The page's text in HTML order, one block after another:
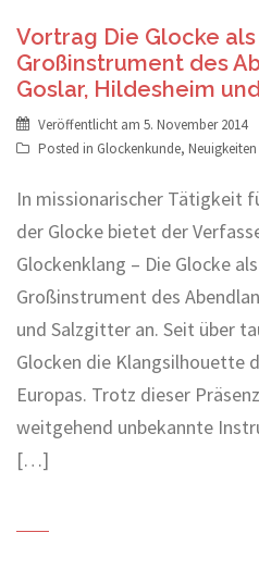
Vortrag Die Glocke
Großinstrument des
Goslar, Hildesheim
Veröffentlicht am 5. November 2014
Posted in Glockenkunde,
In missionarischer Tätigkeit
der Glocke bietet der
Glockenklang – Die Glocke
Großinstrument des
und Salzgitter an. Seit über
Glocken die Klangsilhouette
Europas. Trotz dieser
weitgehend unbekannte
[…]